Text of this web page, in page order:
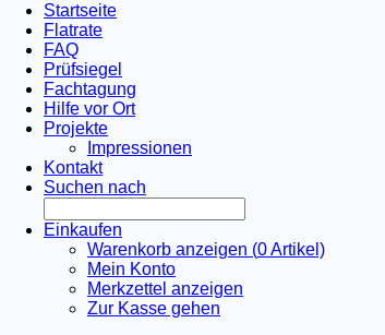
Startseite
Flatrate
FAQ
Prüfsiegel
Fachtagung
Hilfe vor Ort
Projekte
Impressionen
Kontakt
Suchen nach
Einkaufen
Warenkorb anzeigen (0Artikel)
Mein Konto
Merkzettel anzeigen
Zur Kasse gehen